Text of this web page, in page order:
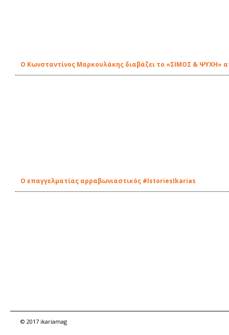
Ο Κωνσταντίνος Μαρκουλάκης διαβάζει το «ΣΙΜΟΣ & ΨΥΧΗ»
Ο επαγγελματίας αρραβωνιαστικός #IstoriesIkarias
© 2017 ikariamag